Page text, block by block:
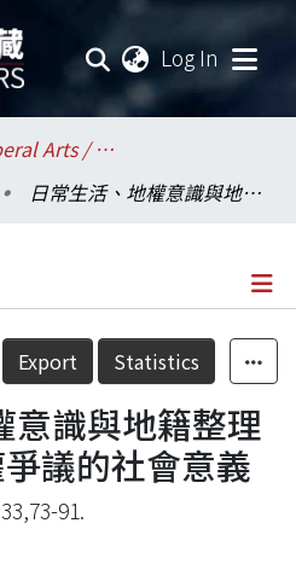
Log In
College of Liberal Arts / 文學院
日常生活、地權意識與地籍整理——龜山島地權爭議的社會意義
Details
Export Statistics
意識與地籍整理
議的社會意義
91.